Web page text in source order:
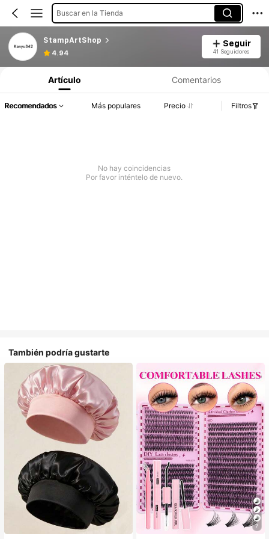
Buscar en la Tienda
StampArtShop
4.94
Seguir
41 Seguidores
Artículo Comentarios
Recomendados Más populares Precio Filtros
No hay coincidencias
Por favor inténtelo de nuevo.
También podría gustarte
#1 Más vendidos
en Multicolor Gorros para el pelo para mujer
Establecido hace 1 año
7